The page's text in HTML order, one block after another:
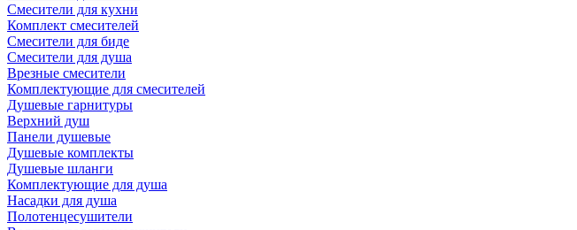
Смесители для кухни
Комплект смесителей
Смесители для биде
Смесители для душа
Врезные смесители
Комплектующие для смесителей
Душевые гарнитуры
Верхний душ
Панели душевые
Душевые комплекты
Душевые шланги
Комплектующие для душа
Насадки для душа
Полотенцесушители